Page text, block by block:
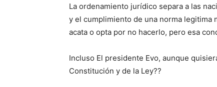
La ordenamiento jurídico separa a las
y el cumplimiento de una norma legitima
acata o opta por no hacerlo, pero esa
Incluso El presidente Evo, aunque
Constitución y de la Ley??